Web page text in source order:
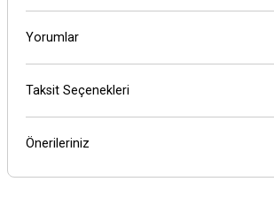
Yorumlar
Taksit Seçenekleri
Önerileriniz